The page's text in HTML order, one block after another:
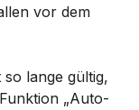
vor dem
lange gültig,
„Auto-